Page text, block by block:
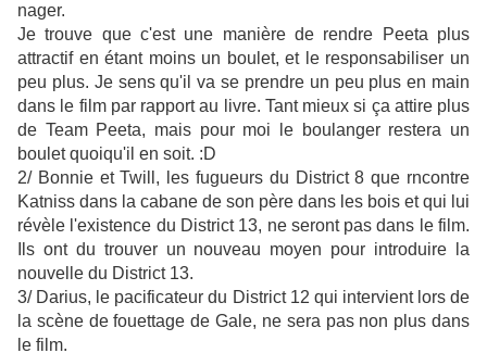
nager.
Je trouve que c'est une manière de rendre Peeta plus
attractif en étant moins un boulet, et le responsabiliser un
peu plus. Je sens qu'il va se prendre un peu plus en main
dans le film par rapport au livre. Tant mieux si ça attire plus
de Team Peeta, mais pour moi le boulanger restera un
boulet quoiqu'il en soit. :D
2/ Bonnie et Twill, les fugueurs du District 8 que rncontre
Katniss dans la cabane de son père dans les bois et qui lui
révèle l'existence du District 13, ne seront pas dans le film.
Ils ont du trouver un nouveau moyen pour introduire la
nouvelle du District 13.
3/ Darius, le pacificateur du District 12 qui intervient lors de
la scène de fouettage de Gale, ne sera pas non plus dans
le film.